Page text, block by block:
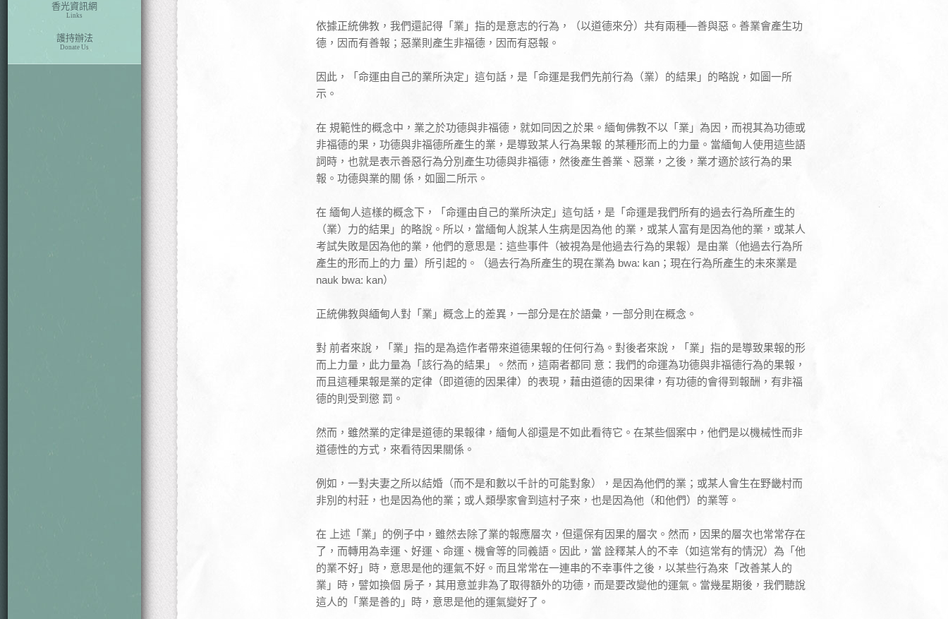
香光資訊網
Links
護持辦法
Donate Us
依據正統佛教，我們還記得「業」指的是意志的行為，（以道德來分）共有兩種—善與惡。善業會產生功
德，因而有善報；惡業則產生非福德，因而有惡報。
因此，「命運由自己的業所決定」這句話，是「命運是我們先前行為（業）的結果」的略說，如圖一所
示。
在 規範性的概念中，業之於功德與非福德，就如同因之於果。緬甸佛教不以「業」為因，而視其為功德或
非福德的果，功德與非福德所產生的業，是導致某人行為果報 的某種形而上的力量。當緬甸人使用這些語
詞時，也就是表示善惡行為分別產生功德與非福德，然後產生善業、惡業，之後，業才適於該行為的果
報。功德與業的關 係，如圖二所示。
在 緬甸人這樣的概念下，「命運由自己的業所決定」這句話，是「命運是我們所有的過去行為所產生的
（業）力的結果」的略說。所以，當緬甸人說某人生病是因為他 的業，或某人富有是因為他的業，或某人
考試失敗是因為他的業，他們的意思是：這些事件（被視為是他過去行為的果報）是由業（他過去行為所
產生的形而上的力 量）所引起的。（過去行為所產生的現在業為 bwa: kan；現在行為所產生的未來業是
nauk bwa: kan）
正統佛教與緬甸人對「業」概念上的差異，一部分是在於語彙，一部分則在概念。
對 前者來說，「業」指的是為造作者帶來道德果報的任何行為。對後者來說，「業」指的是導致果報的形
而上力量，此力量為「該行為的結果」。然而，這兩者都同 意：我們的命運為功德與非福德行為的果報，
而且這種果報是業的定律（即道德的因果律）的表現，藉由道德的因果律，有功德的會得到報酬，有非福
德的則受到懲 罰。
然而，雖然業的定律是道德的果報律，緬甸人卻還是不如此看待它。在某些個案中，他們是以機械性而非
道德性的方式，來看待因果關係。
例如，一對夫妻之所以結婚（而不是和數以千計的可能對象），是因為他們的業；或某人會生在野畿村而
非別的村莊，也是因為他的業；或人類學家會到這村子來，也是因為他（和他們）的業等。
在 上述「業」的例子中，雖然去除了業的報應層次，但還保有因果的層次。然而，因果的層次也常常存在
了，而轉用為幸運、好運、命運、機會等的同義語。因此，當 詮釋某人的不幸（如這常有的情況）為「他
的業不好」時，意思是他的運氣不好。而且常常在一連串的不幸事件之後，以某些行為來「改善某人的
業」時，譬如換個 房子，其用意並非為了取得額外的功德，而是要改變他的運氣。當幾星期後，我們聽說
這人的「業是善的」時，意思是他的運氣變好了。